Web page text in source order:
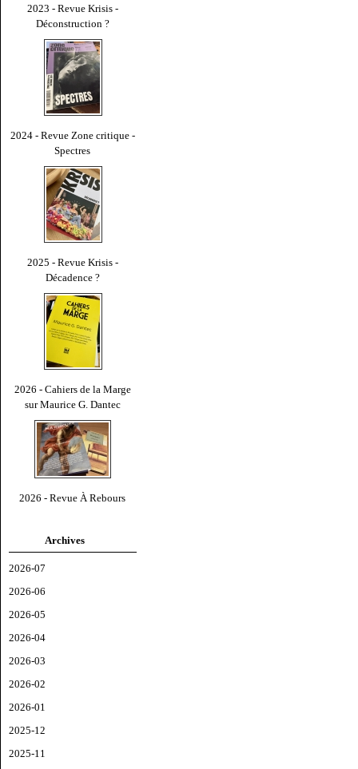
2023 - Revue Krisis -
Déconstruction ?
2024 - Revue Zone critique -
Spectres
2025 - Revue Krisis -
Décadence ?
2026 - Cahiers de la Marge
sur Maurice G. Dantec
2026 - Revue À Rebours
Archives
2026-07
2026-06
2026-05
2026-04
2026-03
2026-02
2026-01
2025-12
2025-11